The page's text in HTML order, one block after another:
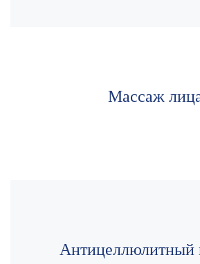
Массаж
Антицеллюлитный